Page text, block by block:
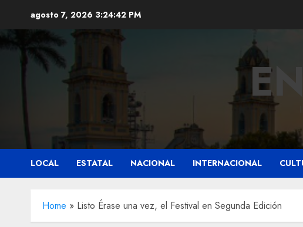
contenido
agosto 7, 2026 3:24:43 PM
LOCAL ESTATAL NACIONAL INTERNACIONAL
Home » Listo Érase una vez, el Festival en Segunda Edición